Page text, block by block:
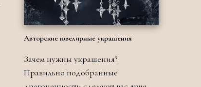
Авторские ювелирные украшения
Зачем нужны украшения?
Правильно подобранные